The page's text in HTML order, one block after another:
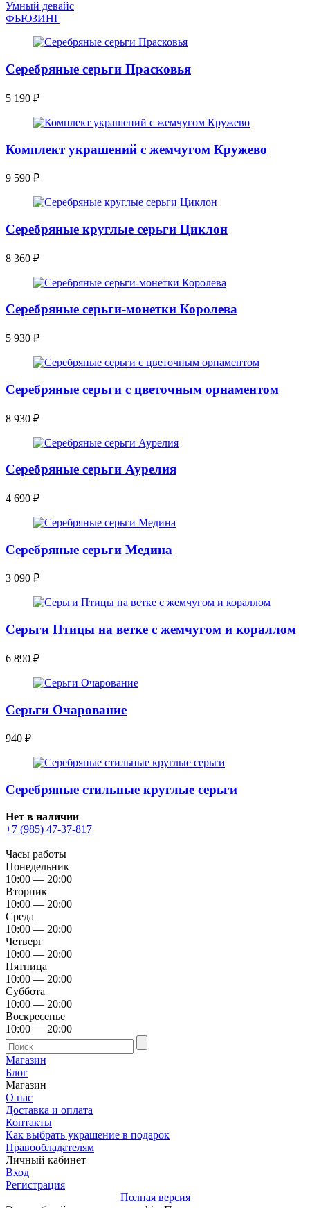
Умный девайс
ФЬЮЗИНГ
Серебряные серьги Прасковья
5 190 ₽
Комплект украшений с жемчугом Кружево
9 590 ₽
Серебряные круглые серьги Циклон
8 360 ₽
Серебряные серьги-монетки Королева
5 930 ₽
Серебряные серьги с цветочным орнаментом
8 930 ₽
Серебряные серьги Аурелия
4 690 ₽
Серебряные серьги Медина
3 090 ₽
Серьги Птицы на ветке с жемчугом и кораллом
6 890 ₽
Серьги Очарование
940 ₽
Серебряные стильные круглые серьги
Нет в наличии
+7 (985) 47-37-817
Часы работы
Понедельник
10:00 — 20:00
Вторник
10:00 — 20:00
Среда
10:00 — 20:00
Четверг
10:00 — 20:00
Пятница
10:00 — 20:00
Суббота
10:00 — 20:00
Воскресенье
10:00 — 20:00
Магазин
Блог
Магазин
О нас
Доставка и оплата
Контакты
Как выбрать украшение в подарок
Правообладателям
Личный кабинет
Вход
Регистрация
Полная версия